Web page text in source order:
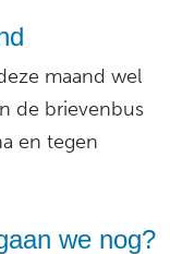
maand wel
de brievenbus
en tegen
we nog?